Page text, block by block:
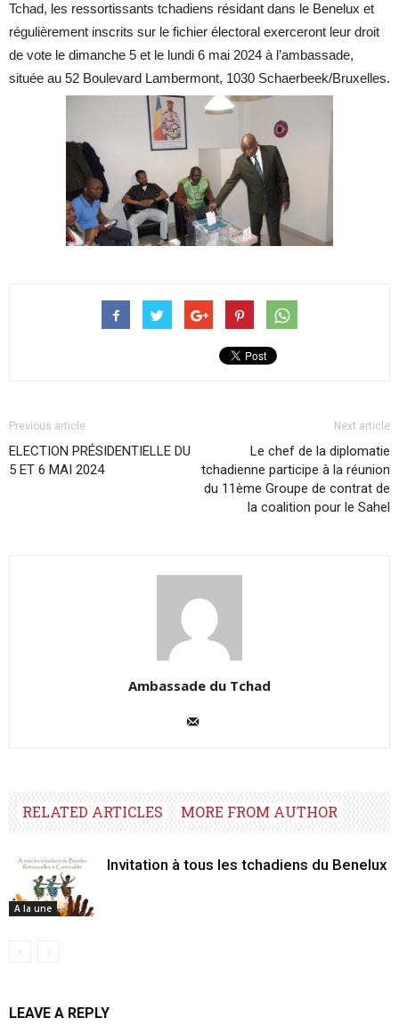
Tchad, les ressortissants tchadiens résidant dans le Benelux et
régulièrement inscrits sur le fichier électoral exerceront leur droit
de vote le dimanche 5 et le lundi 6 mai 2024 à l’ambassade,
située au 52 Boulevard Lambermont, 1030 Schaerbeek/Bruxelles.
Previous article
ELECTION PRÉSIDENTIELLE DU
5 ET 6 MAI 2024
Next article
Le chef de la diplomatie
tchadienne participe à la réunion
du 11ème Groupe de contrat de
la coalition pour le Sahel
Ambassade du Tchad
RELATED ARTICLES MORE FROM AUTHOR
A la une
Invitation à tous les tchadiens du Benelux
LEAVE A REPLY